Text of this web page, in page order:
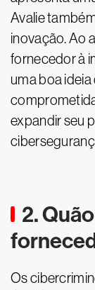
Avalie
inovação. Ao
fornecedor à
uma boa
expandir seu
2.
Os